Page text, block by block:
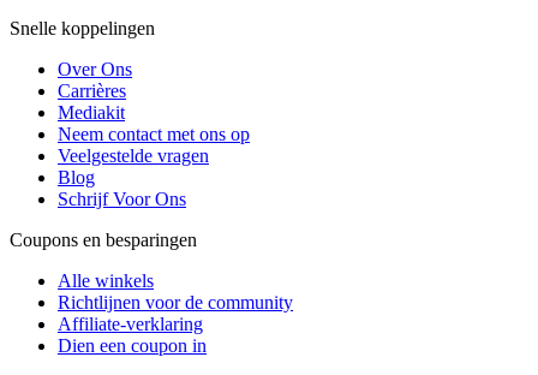
Snelle koppelingen
Over Ons
Carrières
Mediakit
Neem contact met ons op
Veelgestelde vragen
Blog
Schrijf Voor Ons
Coupons en besparingen
Alle winkels
Richtlijnen voor de community
Affiliate-verklaring
Dien een coupon in